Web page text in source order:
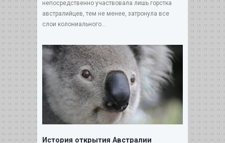
непосредственно участвовала лишь горстка
австралийцев, тем не менее, затронула все
слои колониального...
История открытия Австралии